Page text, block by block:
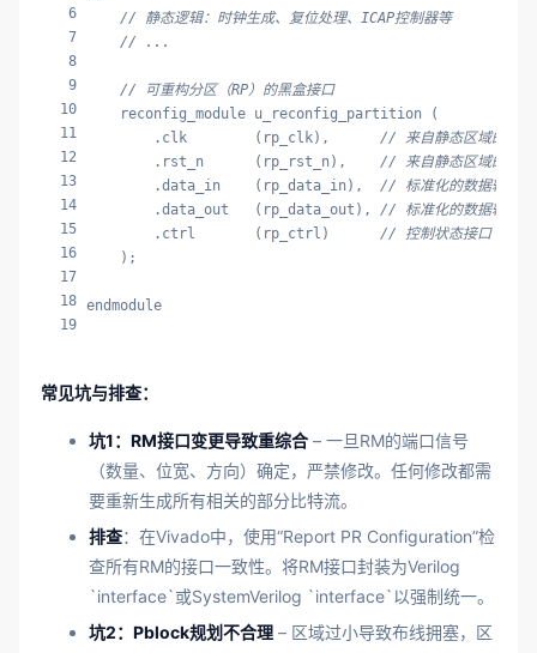
6
7
8
9
10
11
12
13
14
15
16
17
18
19
// 静态逻辑：时钟生成、复位处理、ICAP控制器等
// ...
// 可重构分区（RP）的黑盒接口
    reconfig_module u_reconfig_partition (
        .clk        (rp_clk),
// 来自静态区域的时钟
        .rst_n      (rp_rst_n),
// 来自静态区域的复位
        .data_in    (rp_data_in),
// 标准化的数据输入接
        .data_out   (rp_data_out),
// 标准化的数据输出接
        .ctrl       (rp_ctrl)
// 控制状态接口
    );
endmodule
常见坑与排查：
坑1：RM接口变更导致重综合 – 一旦RM的端口信号
（数量、位宽、方向）确定，严禁修改。任何修改都需
要重新生成所有相关的部分比特流。
排查：在Vivado中，使用“Report PR Configuration”检
查所有RM的接口一致性。将RM接口封装为Verilog
`interface`或SystemVerilog `interface`以强制统一。
坑2：Pblock规划不合理 – 区域过小导致布线拥塞，区